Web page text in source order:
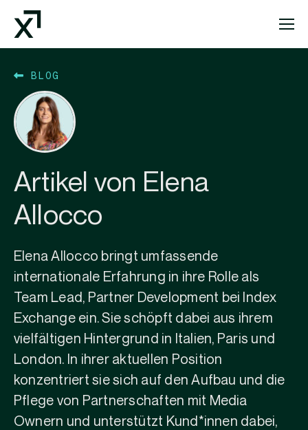
Index Exchange Home page
BLOG
Artikel von Elena
Allocco
Elena Allocco bringt umfassende
internationale Erfahrung in ihre Rolle als
Team Lead, Partner Development bei Index
Exchange ein. Sie schöpft dabei aus ihrem
vielfältigen Hintergrund in Italien, Paris und
London. In ihrer aktuellen Position
konzentriert sie sich auf den Aufbau und die
Pflege von Partnerschaften mit Media
Ownern und unterstützt Kund*innen dabei,